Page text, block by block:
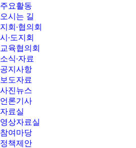
주요활동
오시는 길
지회∙협의회
시∙도지회
교육협의회
소식∙자료
공지사항
보도자료
사진뉴스
언론기사
자료실
영상자료실
참여마당
정책제안